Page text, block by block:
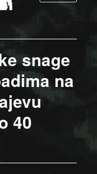
snage
na
40